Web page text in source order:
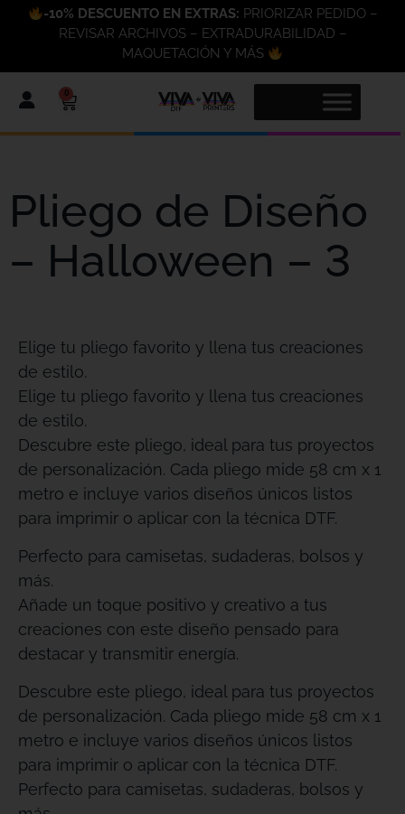
-10% DESCUENTO EN EXTRAS: PRIORIZAR PEDIDO –
REVISAR ARCHIVOS – EXTRADURABILIDAD –
MAQUETACIÓN Y MÁS
0
Pliego de Diseño
– Halloween – 3
Elige tu pliego favorito y llena tus creaciones
de estilo.
Elige tu pliego favorito y llena tus creaciones
de estilo.
Descubre este pliego, ideal para tus proyectos
de personalización. Cada pliego mide 58 cm x 1
metro e incluye varios diseños únicos listos
para imprimir o aplicar con la técnica DTF.
Perfecto para camisetas, sudaderas, bolsos y
más.
Añade un toque positivo y creativo a tus
creaciones con este diseño pensado para
destacar y transmitir energía.
Descubre este pliego, ideal para tus proyectos
de personalización. Cada pliego mide 58 cm x 1
metro e incluye varios diseños únicos listos
para imprimir o aplicar con la técnica DTF.
Perfecto para camisetas, sudaderas, bolsos y